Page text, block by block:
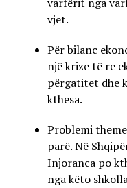
vjet.
Për bilanc
një krize të re
përgatitet dhe
kthesa.
Problemi
parë. Në
Injoranca po
nga këto